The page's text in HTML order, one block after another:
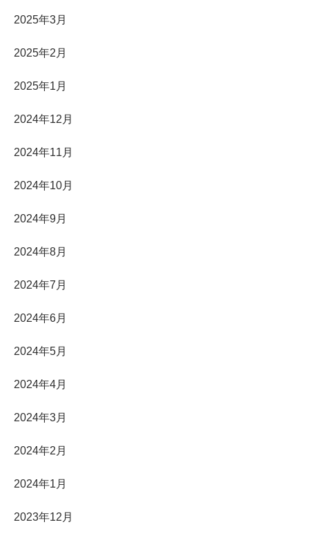
2025年3月
2025年2月
2025年1月
2024年12月
2024年11月
2024年10月
2024年9月
2024年8月
2024年7月
2024年6月
2024年5月
2024年4月
2024年3月
2024年2月
2024年1月
2023年12月